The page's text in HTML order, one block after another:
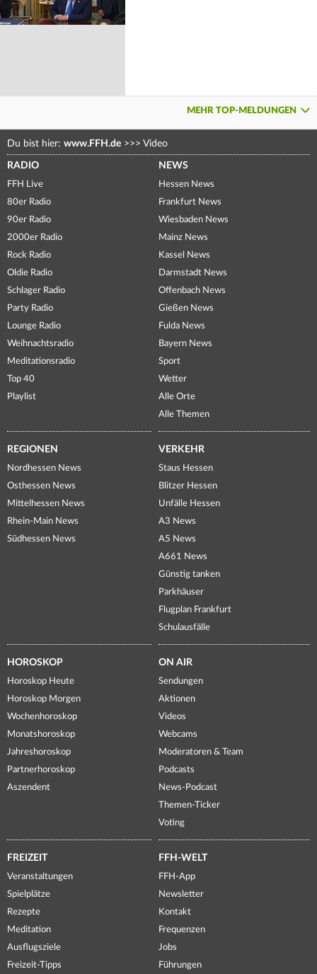
MEHR TOP-MELDUNGEN
Du bist hier: www.FFH.de >>> Video
RADIO
FFH Live
80er Radio
90er Radio
2000er Radio
Rock Radio
Oldie Radio
Schlager Radio
Party Radio
Lounge Radio
Weihnachtsradio
Meditationsradio
Top 40
Playlist
NEWS
Hessen News
Frankfurt News
Wiesbaden News
Mainz News
Kassel News
Darmstadt News
Offenbach News
Gießen News
Fulda News
Bayern News
Sport
Wetter
Alle Orte
Alle Themen
REGIONEN
Nordhessen News
Osthessen News
Mittelhessen News
Rhein-Main News
Südhessen News
VERKEHR
Staus Hessen
Blitzer Hessen
Unfälle Hessen
A3 News
A5 News
A661 News
Günstig tanken
Parkhäuser
Flugplan Frankfurt
Schulausfälle
HOROSKOP
Horoskop Heute
Horoskop Morgen
Wochenhoroskop
Monatshoroskop
Jahreshoroskop
Partnerhoroskop
Aszendent
ON AIR
Sendungen
Aktionen
Videos
Webcams
Moderatoren & Team
Podcasts
News-Podcast
Themen-Ticker
Voting
FREIZEIT
Veranstaltungen
Spielplätze
Rezepte
Meditation
Ausflugsziele
Freizeit-Tipps
FFH-WELT
FFH-App
Newsletter
Kontakt
Frequenzen
Jobs
Führungen